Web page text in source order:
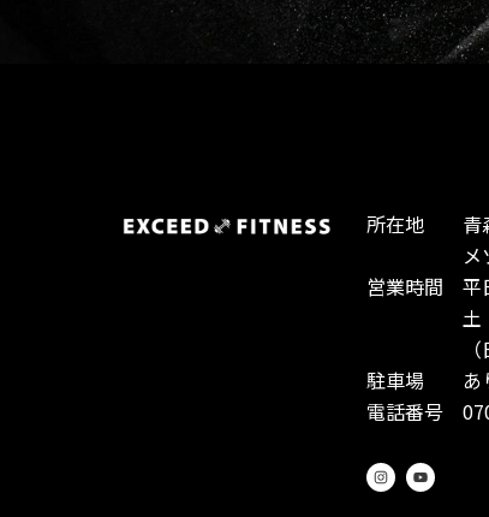
所在地 青森
メゾン
営業時間 平
土・祝
（日曜
駐車場 あり
電話番号
I
n
s
Y
o
u